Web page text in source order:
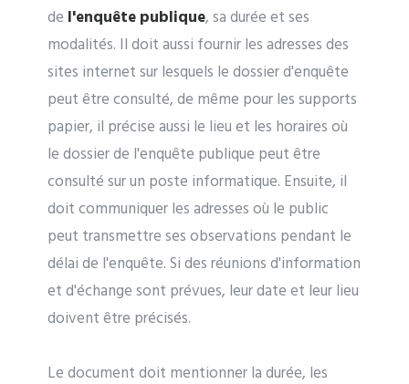
de l'enquête publique, sa durée et ses
modalités. Il doit aussi fournir les adresses des
sites internet sur lesquels le dossier d'enquête
peut être consulté, de même pour les supports
papier, il précise aussi le lieu et les horaires où
le dossier de l'enquête publique peut être
consulté sur un poste informatique. Ensuite, il
doit communiquer les adresses où le public
peut transmettre ses observations pendant le
délai de l'enquête. Si des réunions d'information
et d'échange sont prévues, leur date et leur lieu
doivent être précisés.
Le document doit mentionner la durée, les